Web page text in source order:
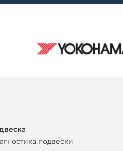
подвески